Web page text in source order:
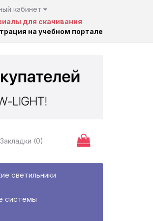
кабинет
для скачивания
на учебном портале
Закладки (0)
светильники
системы